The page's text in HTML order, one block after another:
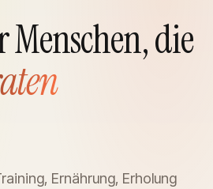
Menschen, die
Ernährung, Erholung